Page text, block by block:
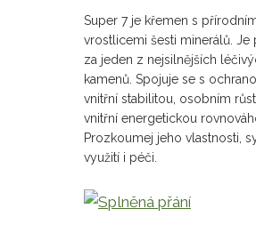
Super 7 je křemen s
vrostlicemi šesti minerálů. Je
za jeden z nejsilnějších
kamenů. Spojuje se s
vnitřní stabilitou, osobním
vnitřní energetickou
Prozkoumej jeho vlastnosti,
využití i péči.